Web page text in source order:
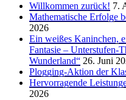
Willkommen zurück! 7.
Mathematische Erfolge
2026
Ein weißes Kaninchen,
Fantasie – Unterstufen-
Wunderland“ 26. Juni
Plogging-Aktion der
Hervorragende
2026